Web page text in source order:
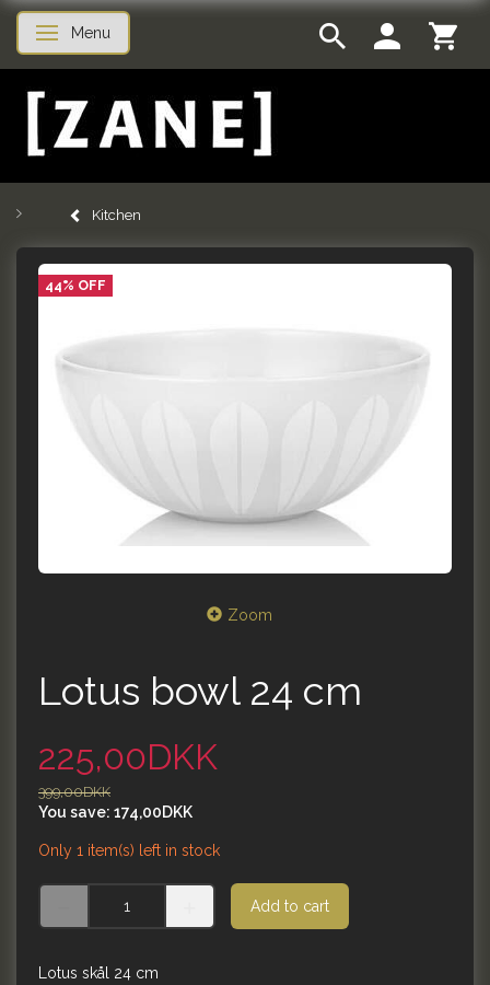
Toggle navigation
Menu
Kitchen
44% OFF
Zoom
Lotus bowl 24 cm
225,00DKK
399,00DKK
You save: 174,00DKK
Only 1 item(s) left in stock
Add to cart
Lotus skål 24 cm